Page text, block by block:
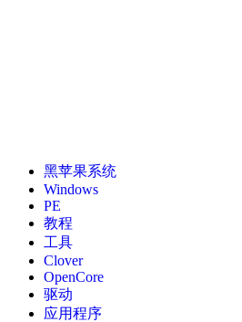
黑苹果系统
Windows
PE
教程
工具
Clover
OpenCore
驱动
应用程序